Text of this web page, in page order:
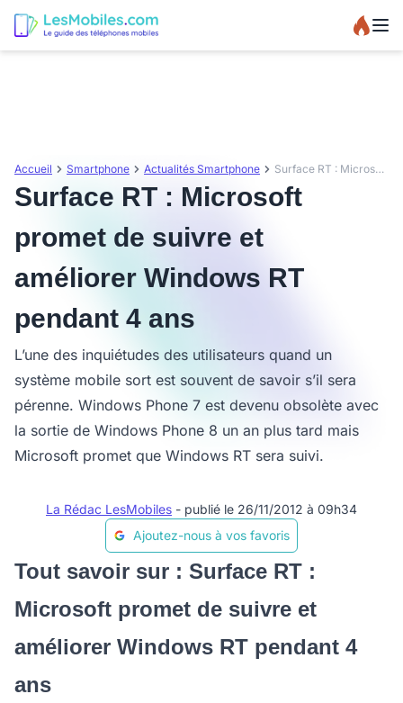
Accueil Smartphone Actualités Smartphone Surface RT : Microsoft promet de suivre et améliorer Windows RT pendant 4 ans
Surface RT : Microsoft
promet de suivre et
améliorer Windows RT
pendant 4 ans
L’une des inquiétudes des utilisateurs quand un
système mobile sort est souvent de savoir s’il sera
pérenne. Windows Phone 7 est devenu obsolète avec
la sortie de Windows Phone 8 un an plus tard mais
Microsoft promet que Windows RT sera suivi.
La Rédac LesMobiles - publié le 26/11/2012 à 09h34
Ajoutez-nous à vos favoris
Tout savoir sur : Surface RT :
Microsoft promet de suivre et
améliorer Windows RT pendant 4
ans